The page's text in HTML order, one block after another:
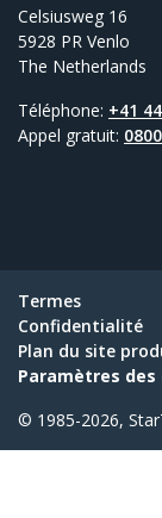
Celsiusweg 16
5928 PR Venlo
The Netherlands
Téléphone: +41
Appel gratuit:
Termes
Confidentialité
Plan du site
Paramètres des
© 1985-2026,